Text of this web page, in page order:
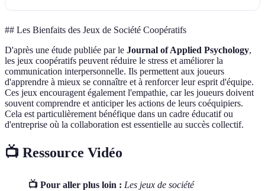
## Les Bienfaits des Jeux de Société Coopératifs
D'après une étude publiée par le Journal of Applied Psychology,
les jeux coopératifs peuvent réduire le stress et améliorer la
communication interpersonnelle. Ils permettent aux joueurs
d'apprendre à mieux se connaître et à renforcer leur esprit d'équipe.
Ces jeux encouragent également l'empathie, car les joueurs doivent
souvent comprendre et anticiper les actions de leurs coéquipiers.
Cela est particulièrement bénéfique dans un cadre éducatif ou
d'entreprise où la collaboration est essentielle au succès collectif.
📺 Ressource Vidéo
📺 Pour aller plus loin : Les jeux de société